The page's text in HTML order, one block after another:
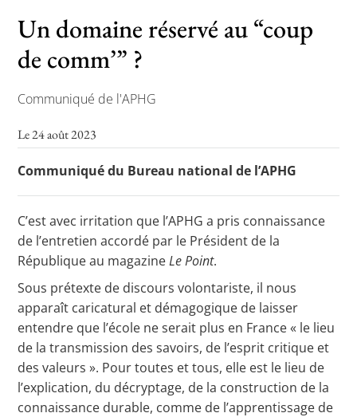
Communiqués et motions
Lettre d’information de l’APHG
L’APHG dans la presse
Toutes les actualités
Les rendez-vous de l’APHG
Concours de recrutement
Concours scolaires
Conférences, tables rondes
Critique d’ouvrages publiés
Culture
Un domaine réservé au “coup
de comm’” ?
Communiqué de l'APHG
Le 24 août 2023
Communiqué du Bureau national de l’APHG
C’est avec irritation que l’APHG a pris connaissance
de l’entretien accordé par le Président de la
République au magazineLe Point.
Sous prétexte de discours volontariste, il nous
apparaît caricatural et démagogique de laisser
entendre que l’école ne serait plus en France « le lieu
de la transmission des savoirs, de l’esprit critique et
des valeurs ». Pour toutes et tous, elle est le lieu de
l’explication, du décryptage, de la construction de la
connaissance durable, comme de l’apprentissage de